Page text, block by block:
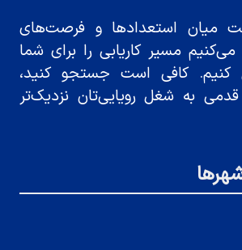
میان استعدادها و فرصت‌های
مسیر کاریابی را برای شما
کافی است جستجو کنید،
به شغل رویایی‌تان نزدیک‌تر